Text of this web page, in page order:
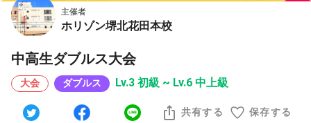
主催者
ホリゾン堺北花田本校
中高生ダブルス大会
大会 ダブルス Lv.3 初級 ~ Lv.6 中上級
共有する 保存する